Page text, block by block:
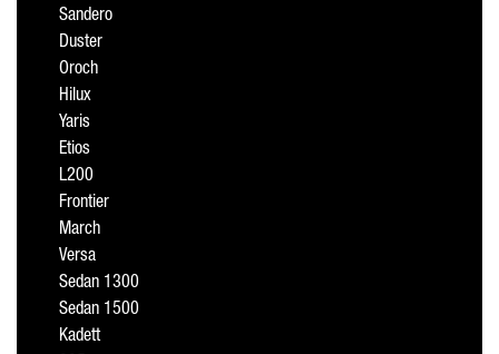
Sandero
Duster
Oroch
Hilux
Yaris
Etios
L200
Frontier
March
Versa
Sedan 1300
Sedan 1500
Kadett